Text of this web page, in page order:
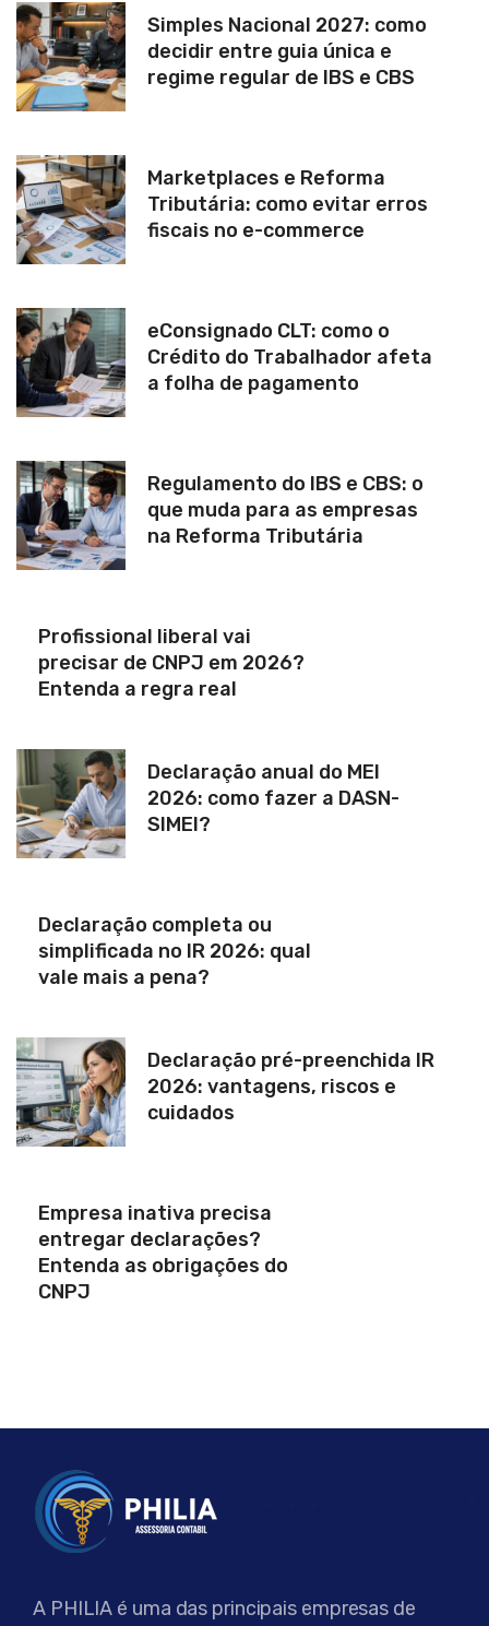
Simples Nacional 2027: como
decidir entre guia única e
regime regular de IBS e CBS
Marketplaces e Reforma
Tributária: como evitar erros
fiscais no e-commerce
eConsignado CLT: como o
Crédito do Trabalhador afeta
a folha de pagamento
Regulamento do IBS e CBS: o
que muda para as empresas
na Reforma Tributária
Profissional liberal vai
precisar de CNPJ em 2026?
Entenda a regra real
Declaração anual do MEI
2026: como fazer a DASN-
SIMEI?
Declaração completa ou
simplificada no IR 2026: qual
vale mais a pena?
Declaração pré-preenchida IR
2026: vantagens, riscos e
cuidados
Empresa inativa precisa
entregar declarações?
Entenda as obrigações do
CNPJ
A PHILIA é uma das principais empresas de